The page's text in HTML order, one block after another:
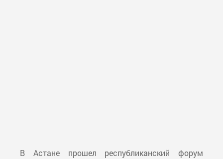
В Астане прошел республиканский форум